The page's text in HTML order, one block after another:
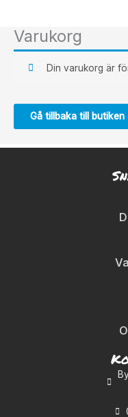
innehåll
Varukorg
Din varukorg är
Gå tillbaka till butiken